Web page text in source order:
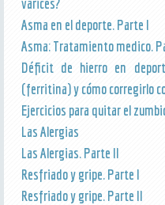
varices?
Asma en el deporte. Parte I
Asma: Tratamiento medico.
Déficit de hierro en
(ferritina) y cómo corregirlo
Ejercicios para quitar el
Las Alergias
Las Alergias. Parte II
Resfriado y gripe. Parte I
Resfriado y gripe. Parte II